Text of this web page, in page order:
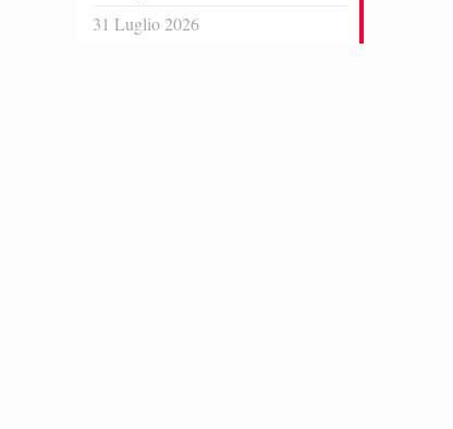
31 Luglio 2026